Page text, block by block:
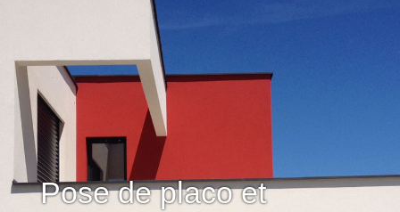
Pose de placo et